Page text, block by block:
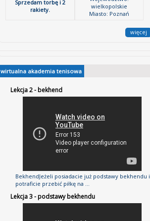
Sprzedam torbę i 2
rakiety.
wielkopolskie
Miasto: Poznań
więcej
wirtualna akademia tenisowa
Lekcja 2 - bekhend
BekhendJeżeli posiadacie już podstawy bekhendu i
potraficie przebić piłkę na ...
Lekcja 3 - podstawy bekhendu